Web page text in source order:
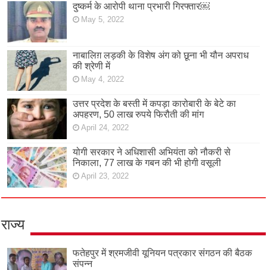
दुष्कर्म के आरोपी थाना प्रभारी गिरफ्तार￼
May 5, 2022
नाबालिग़ लड़की के विशेष अंग को छूना भी यौन अपराध
की श्रेणी में
May 4, 2022
उत्तर प्रदेश के बस्ती में कपड़ा कारोबारी के बेटे का
अपहरण, 50 लाख रुपये फिरौती की मांग
April 24, 2022
योगी सरकार ने अधिशासी अभियंता को नौकरी से
निकाला, 77 लाख के गबन की भी होगी वसूली
April 23, 2022
राज्य
फतेहपुर में श्रमजीवी यूनियन पत्रकार संगठन की बैठक
संपन्न